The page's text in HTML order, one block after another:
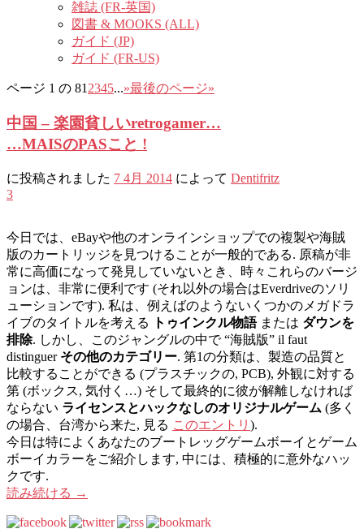
雑誌 (FR-英国)
図書 & MOOKS (ALL)
ガイド (JP)
ガイド (FR-US)
ページ 1 の 81 2345...»最後のページ»
中国 – 楽園貧しいretrogamer…
…MAISのPASこと !
に投稿されました 7 4月 2014 によって Dentifritz
3
今日では、eBayや他のオンラインショップでの複製や海賊
版のカートリッジを見つけることが一般的である. 原稿が非
常に高価になって発見していないとき、時々これらのバージ
ョンは、非常に便利です (それ以外の場合はEverdriveのソリ
ューションです). 私は、例えばのようないくつかのメガドラ
イブのタイトルを考える
トゥインクル物語または ダウンを
排除. しかし、このジャングルの中で “海賊版” il faut
distinguer その他のカテゴリー. 第1の分類は、製造の品質と
比較することができる (プラスチックの, PCB), 外観に対する
第 (ボックス, 気付く…) そして最終的に彼が解離しなければ
ならない ライセンスとハックなしのオリジナルゲーム (多く
の場合、台湾から来た, 見る このエントリ ).
今日は特によくあなたのブートレッグゲームボーイとゲーム
ボーイカラーをご紹介します, 中には、積極的に意外なハッ
クです.
読み続ける →